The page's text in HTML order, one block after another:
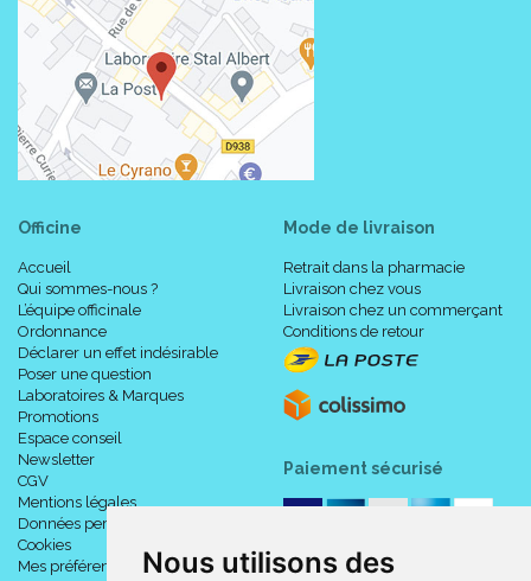
Nous utilisons des
Officine
Accueil
Qui sommes-nous ?
L’équipe officinale
Ordonnance
Déclarer un effet indésirable
Poser une question
Laboratoires & Marques
Promotions
Espace conseil
Newsletter
CGV
Mentions légales
Données personnelles
Cookies
Mes préférences Cookies
Mode de livraison
Retrait dans la pharmacie
Livraison chez vous
Livraison chez un commerçant
Conditions de retour
Paiement sécurisé